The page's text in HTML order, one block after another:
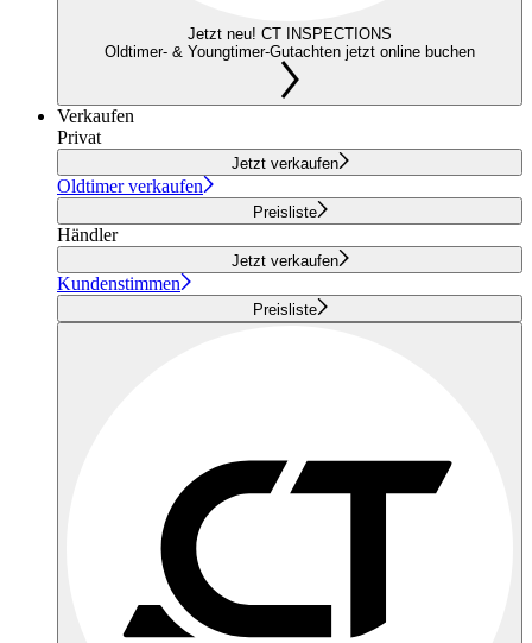
Jetzt neu! CT INSPECTIONS
Oldtimer- & Youngtimer-Gutachten jetzt online buchen
Verkaufen
Privat
Jetzt verkaufen
Oldtimer verkaufen
Preisliste
Händler
Jetzt verkaufen
Kundenstimmen
Preisliste